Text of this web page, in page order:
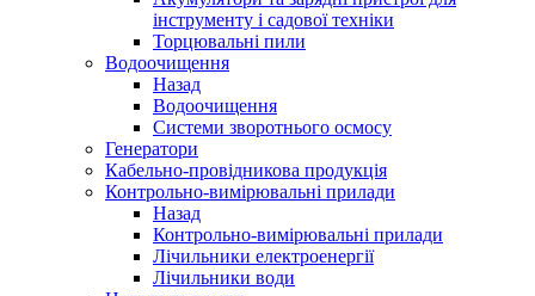
інструменту і садової техніки
Торцювальні пили
Водоочищення
Назад
Водоочищення
Системи зворотнього осмосу
Генератори
Кабельно-провідникова продукція
Контрольно-вимірювальні прилади
Назад
Контрольно-вимірювальні прилади
Лічильники електроенергії
Лічильники води